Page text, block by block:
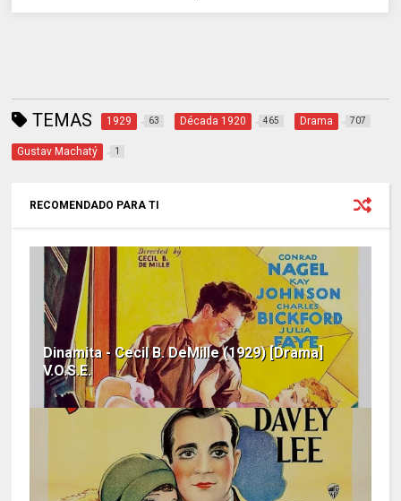
TEMAS 1929 63 Década 1920 465 Drama 707
Gustav Machatý 1
RECOMENDADO PARA TI
Dinamita - Cecil B. DeMille (1929) [Drama]
V.O.S.E.